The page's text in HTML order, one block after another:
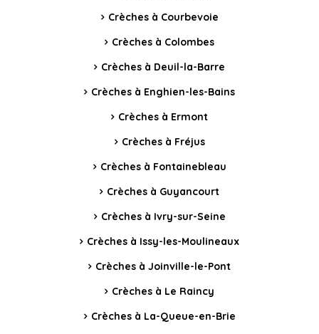
Crèches à Courbevoie
Crèches à Colombes
Crèches à Deuil-la-Barre
Crèches à Enghien-les-Bains
Crèches à Ermont
Crèches à Fréjus
Crèches à Fontainebleau
Crèches à Guyancourt
Crèches à Ivry-sur-Seine
Crèches à Issy-les-Moulineaux
Crèches à Joinville-le-Pont
Crèches à Le Raincy
Crèches à La-Queue-en-Brie